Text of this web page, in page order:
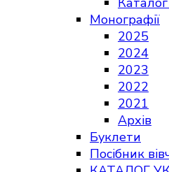
Монографії
2025
2024
2023
2022
2021
Архів
Буклети
Посібник